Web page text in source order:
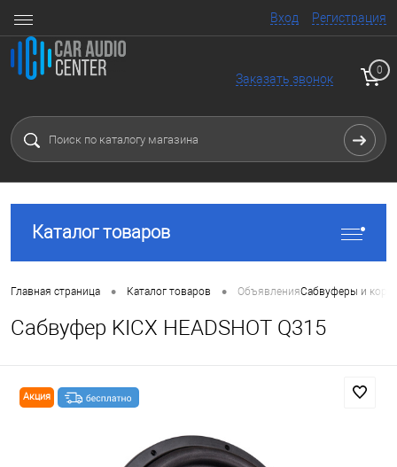
Вход Регистрация
Заказать звонок
0
Каталог товаров
Главная страница • Каталог товаров • ОбъявленияСабвуферы и
Сабвуфер KICX HEADSHOT Q315
Акция